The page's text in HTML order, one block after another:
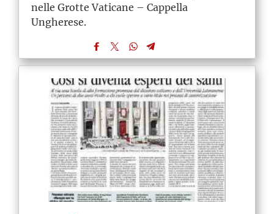
nelle Grotte Vaticane – Cappella
Ungherese.